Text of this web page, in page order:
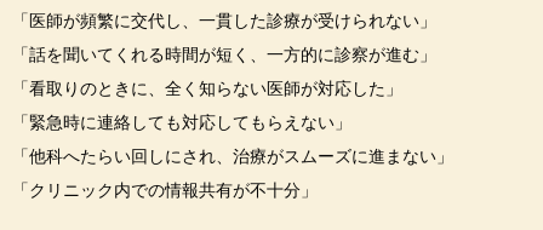
「医師が頻繁に交代し、一貫した診療が受けられない」
「話を聞いてくれる時間が短く、一方的に診察が進む」
「看取りのときに、全く知らない医師が対応した」
「緊急時に連絡しても対応してもらえない」
「他科へたらい回しにされ、治療がスムーズに進まない」
「クリニック内での情報共有が不十分」